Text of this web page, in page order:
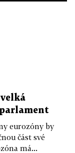
eurozóny by
část své
má...